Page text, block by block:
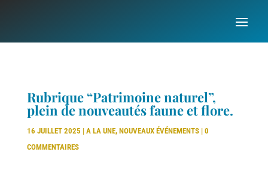
Rubrique “Patrimoine naturel”,
plein de nouveautés faune et flore.
16 JUILLET 2025 | A LA UNE, NOUVEAUX ÉVÉNEMENTS| 0
COMMENTAIRES